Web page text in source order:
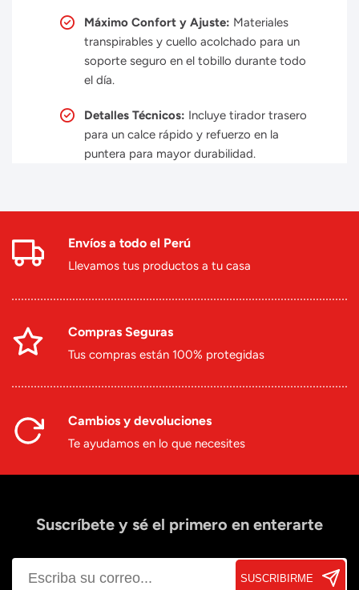
Máximo Confort y Ajuste: Materiales
transpirables y cuello acolchado para un
soporte seguro en el tobillo durante todo
el día.
Detalles Técnicos: Incluye tirador trasero
para un calce rápido y refuerzo en la
puntera para mayor durabilidad.
Envíos a todo el Perú
Llevamos tus productos a tu casa
Compras Seguras
Tus compras están 100% protegidas
Cambios y devoluciones
Te ayudamos en lo que necesites
Suscríbete y sé el primero en enterarte
SUSCRIBIRME